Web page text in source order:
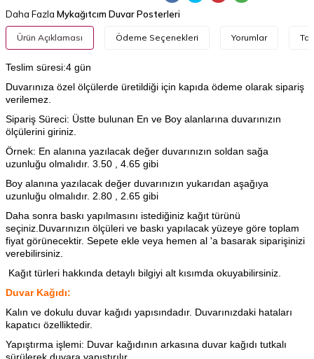
Daha Fazla Mykağıtcım Duvar Posterleri
Ürün Açıklaması Ödeme Seçenekleri Yorumlar
Teslim süresi:4 gün
Duvarınıza özel ölçülerde üretildiği için kapıda ödeme olarak sipariş
verilemez.
Sipariş Süreci: Üstte bulunan En ve Boy alanlarına duvarınızın
ölçülerini giriniz.
Örnek: En alanına yazılacak değer duvarınızın soldan sağa
uzunluğu olmalıdır. 3.50 , 4.65 gibi
Boy alanına yazılacak değer duvarınızın yukarıdan aşağıya
uzunluğu olmalıdır. 2.80 , 2.65 gibi
Daha sonra baskı yapılmasını istediğiniz kağıt türünü
seçiniz.Duvarınızın ölçüleri ve baskı yapılacak yüzeye göre toplam
fiyat görünecektir. Sepete ekle veya hemen al 'a basarak siparişinizi
verebilirsiniz.
Kağıt türleri hakkında detaylı bilgiyi alt kısımda okuyabilirsiniz.
Duvar Kağıdı:
Kalın ve dokulu duvar kağıdı yapısındadır. Duvarınızdaki hataları
kapatıcı özelliktedir.
Yapıştırma işlemi: Duvar kağıdının arkasına duvar kağıdı tutkalı